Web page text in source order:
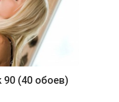
90 (40 обоев)